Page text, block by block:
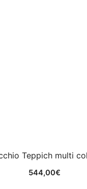
Teppich multi
544,00€